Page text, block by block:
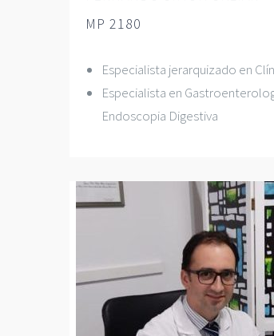
MP 2180
Especialista jerarquizado en
Especialista en
Endoscopia Digestiva